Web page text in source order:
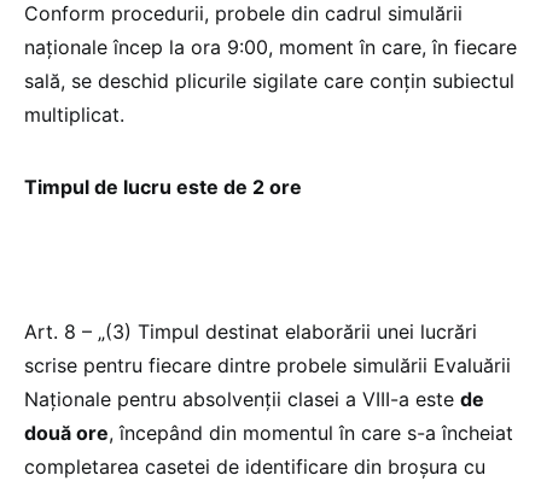
Conform procedurii, probele din cadrul simulării
naționale încep la ora 9:00, moment în care, în fiecare
sală, se deschid plicurile sigilate care conțin subiectul
multiplicat.
Timpul de lucru este de 2 ore
Art. 8 – „(3) Timpul destinat elaborării unei lucrări
scrise pentru fiecare dintre probele simulării Evaluării
Naționale pentru absolvenții clasei a VIII-a este de
două ore, începând din momentul în care s-a încheiat
completarea casetei de identificare din broșura cu